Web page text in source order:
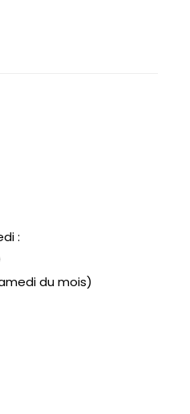
:
du mois)